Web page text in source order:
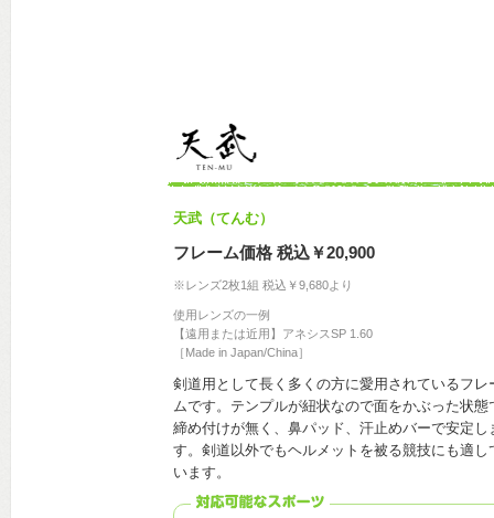
天武（てんむ）
フレーム価格 税込￥20,900
※レンズ2枚1組 税込￥9,680より
使用レンズの一例
【遠用または近用】アネシスSP 1.60
［Made in Japan/China］
剣道用として長く多くの方に愛用されているフレ
ムです。テンプルが紐状なので面をかぶった状態
締め付けが無く、鼻パッド、汗止めバーで安定し
す。剣道以外でもヘルメットを被る競技にも適し
います。